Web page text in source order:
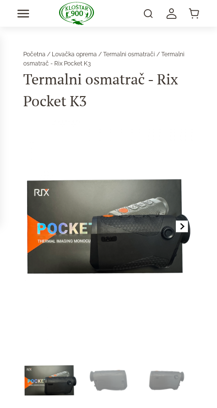
Početna / Lovačka oprema / Termalni osmatrači / Termalni
osmatrač - Rix Pocket K3
Termalni osmatrač - Rix
Pocket K3